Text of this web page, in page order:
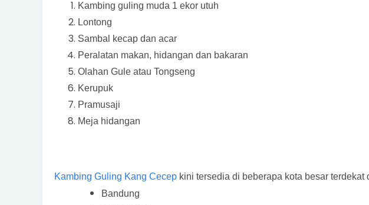
Kambing guling muda 1 ekor utuh
Lontong
Sambal kecap dan acar
Peralatan makan, hidangan dan bakaran
Olahan Gule atau Tongseng
Kerupuk
Pramusaji
Meja hidangan
Kambing Guling Kang Cecep kini tersedia di beberapa kota besar terdekat
Bandung